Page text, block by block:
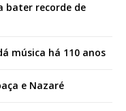
bater recorde de
música há 110 anos
e Nazaré